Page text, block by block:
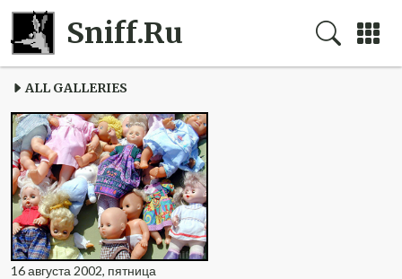
Sniff.Ru
ALL GALLERIES
16августа 2002, пятница